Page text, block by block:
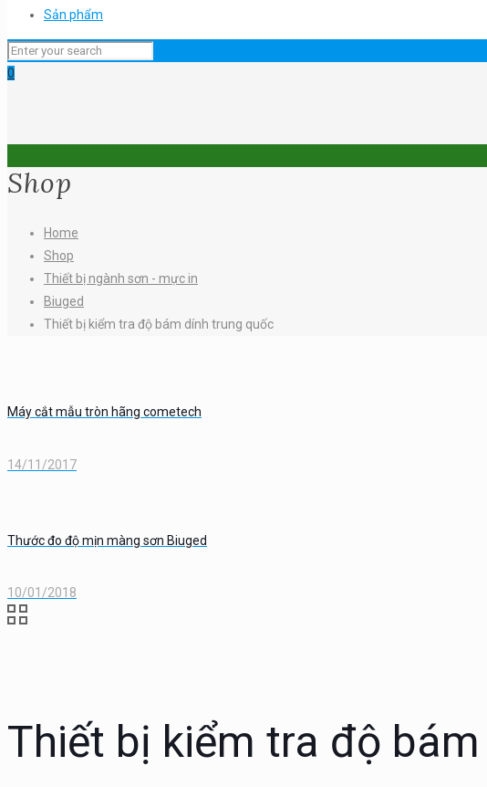
Sản phẩm
0
Shop
Home
Shop
Thiết bị ngành sơn - mực in
Biuged
Thiết bị kiểm tra độ bám dính trung quốc
Máy cắt mẫu tròn hãng cometech
14/11/2017
Thước đo độ mịn màng sơn Biuged
10/01/2018
Thiết bị kiểm tra độ